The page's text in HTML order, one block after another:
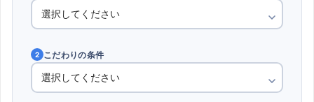
2 こだわりの条件